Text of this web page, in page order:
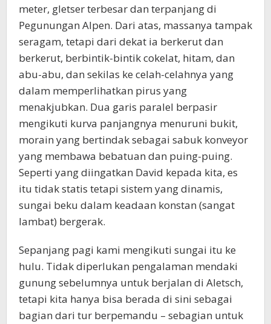
meter, gletser terbesar dan terpanjang di
Pegunungan Alpen. Dari atas, massanya tampak
seragam, tetapi dari dekat ia berkerut dan
berkerut, berbintik-bintik cokelat, hitam, dan
abu-abu, dan sekilas ke celah-celahnya yang
dalam memperlihatkan pirus yang
menakjubkan. Dua garis paralel berpasir
mengikuti kurva panjangnya menuruni bukit,
morain yang bertindak sebagai sabuk konveyor
yang membawa bebatuan dan puing-puing.
Seperti yang diingatkan David kepada kita, es
itu tidak statis tetapi sistem yang dinamis,
sungai beku dalam keadaan konstan (sangat
lambat) bergerak.
Sepanjang pagi kami mengikuti sungai itu ke
hulu. Tidak diperlukan pengalaman mendaki
gunung sebelumnya untuk berjalan di Aletsch,
tetapi kita hanya bisa berada di sini sebagai
bagian dari tur berpemandu – sebagian untuk